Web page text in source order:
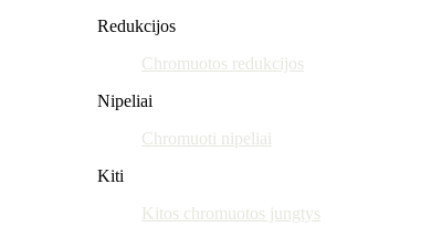
Redukcijos
Chromuotos redukcijos
Nipeliai
Chromuoti nipeliai
Kiti
Kitos chromuotos jungtys